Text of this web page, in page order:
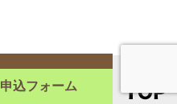
申込フォーム